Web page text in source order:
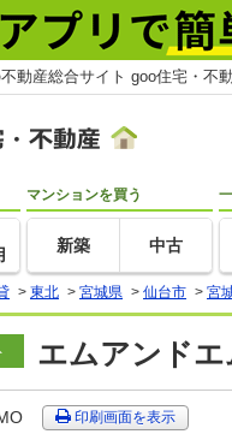
動産総合サイト goo住宅・不
マンションを買う
新築 中古
> 東北 > 宮城県 > 仙台市 > 宮
エムアンド
印刷画面を表示